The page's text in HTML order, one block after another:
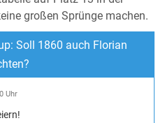
großen Sprünge machen.
Soll 1860 auch Florian
Uhr